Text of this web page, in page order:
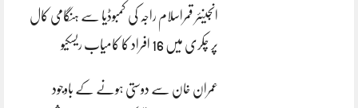
انجینئر قمراسلام راجہ کی کمبوڈیا سے ہنگامی کال
پر چکری میں 16 افراد کا کامیاب ریسکیو
عمران خان سے دوستی ہونے کے باوجود